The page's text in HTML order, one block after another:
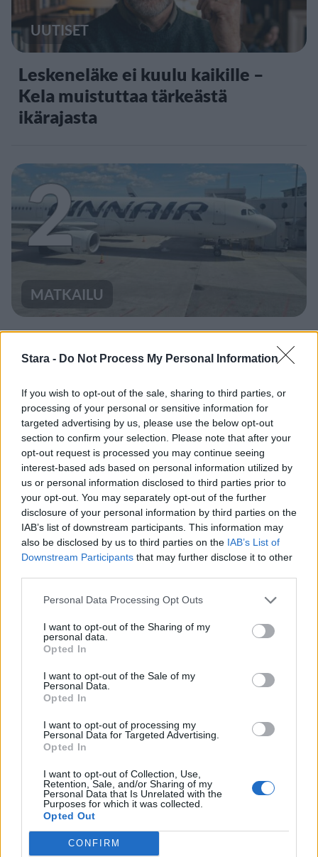
Stara - Do Not Process My Personal Information
If you wish to opt-out of the sale, sharing to third parties, or
processing of your personal or sensitive information for
targeted advertising by us, please use the below opt-out
section to confirm your selection. Please note that after your
opt-out request is processed you may continue seeing
interest-based ads based on personal information utilized by
us or personal information disclosed to third parties prior to
your opt-out. You may separately opt-out of the further
disclosure of your personal information by third parties on the
IAB’s list of downstream participants. This information may
also be disclosed by us to third parties on the IAB’s List of
Downstream Participants that may further disclose it to other
Personal Data Processing Opt Outs
I want to opt-out of the Sharing of my
personal data.
Opted In
I want to opt-out of the Sale of my
Personal Data.
Opted In
I want to opt-out of processing my
Personal Data for Targeted Advertising.
Opted In
I want to opt-out of Collection, Use,
Retention, Sale, and/or Sharing of my
Personal Data that Is Unrelated with the
Purposes for which it was collected.
Opted Out
CONFIRM
UUTISET
Leskeneläke ei kuulu kaikille –
Kela muistuttaa tärkeästä
ikärajasta
2
MATKAILU
Finnairin lennoista osan lentää
jatkossa toinen lentoyhtiö –
3
VIIHDEUUTISET
Sääennuste ulottuu nyt
marraskuulle – tältä näyttää
syksyn sää
4
UUTISET